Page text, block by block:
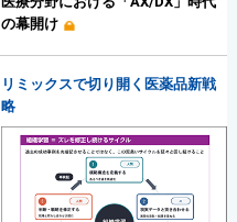
の幕開け
リミックスで切り開く医薬品新戦
略